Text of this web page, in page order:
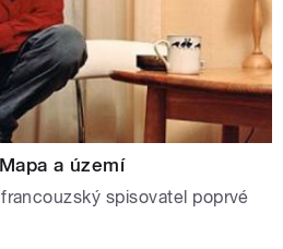
a území
spisovatel poprvé